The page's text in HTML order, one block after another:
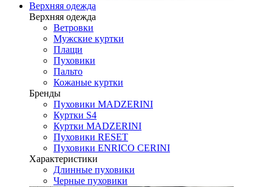
Верхняя одежда
Верхняя одежда
Ветровки
Мужские куртки
Плащи
Пуховики
Пальто
Кожаные куртки
Бренды
Пуховики MADZERINI
Куртки S4
Куртки MADZERINI
Пуховики RESET
Пуховики ENRICO CERINI
Характеристики
Длинные пуховики
Черные пуховики